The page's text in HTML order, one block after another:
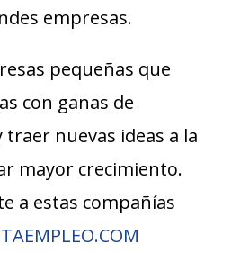
empresas.
pequeñas que
con ganas de
nuevas ideas a la
mayor crecimiento.
a estas compañías